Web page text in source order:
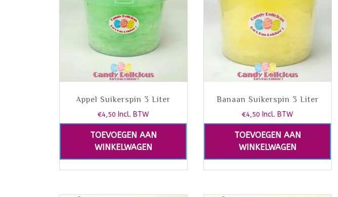
Appel Suikerspin 3 Liter
€4,50 Incl. BTW
TOEVOEGEN AAN
WINKELWAGEN
Banaan Suikerspin 3 Liter
€4,50 Incl. BTW
TOEVOEGEN AAN
WINKELWAGEN